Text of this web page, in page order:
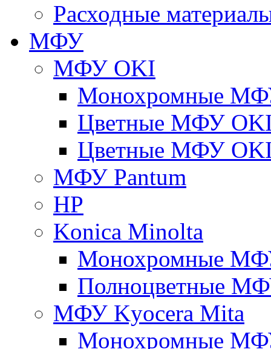
Расходные
МФУ
МФУ OKI
Монохромные
Цветные МФУ
Цветные МФУ
МФУ Pantum
HP
Konica Minolta
Монохромные
Полноцветные
МФУ Kyocera Mita
Монохромные